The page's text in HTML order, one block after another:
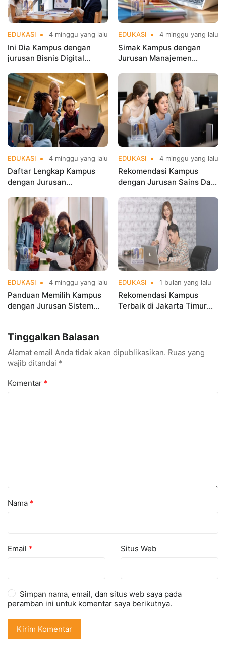
EDUKASI 4 minggu yang lalu
Ini Dia Kampus dengan
jurusan Bisnis Digital
Populer
EDUKASI 4 minggu yang lalu
Simak Kampus dengan
Jurusan Manajemen
Karier Cemerlang
EDUKASI 4 minggu yang lalu
Daftar Lengkap Kampus
dengan Jurusan
Jakarta
EDUKASI 4 minggu yang lalu
Rekomendasi Kampus
dengan Jurusan Sains Data
Jakarta di Era Big Data
EDUKASI 4 minggu yang lalu
Panduan Memilih Kampus
dengan Jurusan Sistem
EDUKASI 1 bulan yang lalu
Rekomendasi Kampus
Terbaik di Jakarta Timur
Tinggalkan Balasan
Alamat email Anda tidak akan dipublikasikan. Ruas yang
wajib ditandai *
Komentar *
Nama *
Email * Situs Web
Simpan nama, email, dan situs web saya pada
peramban ini untuk komentar saya berikutnya.